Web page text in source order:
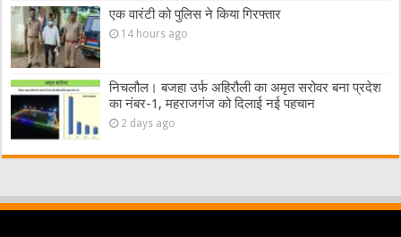
एक वारंटी को पुलिस ने किया गिरफ्तार
14 hours ago
निचलौल। बजहा उर्फ अहिरौली का अमृत सरोवर बना प्रदेश
का नंबर-1, महराजगंज को दिलाई नई पहचान
2 days ago